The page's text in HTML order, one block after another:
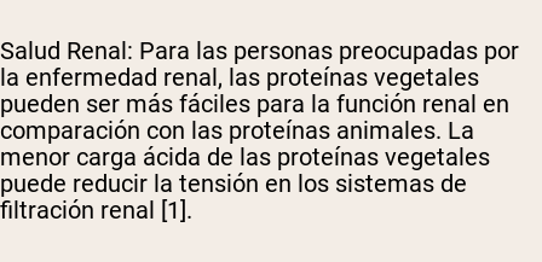
Salud Renal: Para las personas preocupadas por
la enfermedad renal, las proteínas vegetales
pueden ser más fáciles para la función renal en
comparación con las proteínas animales. La
menor carga ácida de las proteínas vegetales
puede reducir la tensión en los sistemas de
filtración renal [1].
Comprar Ahora